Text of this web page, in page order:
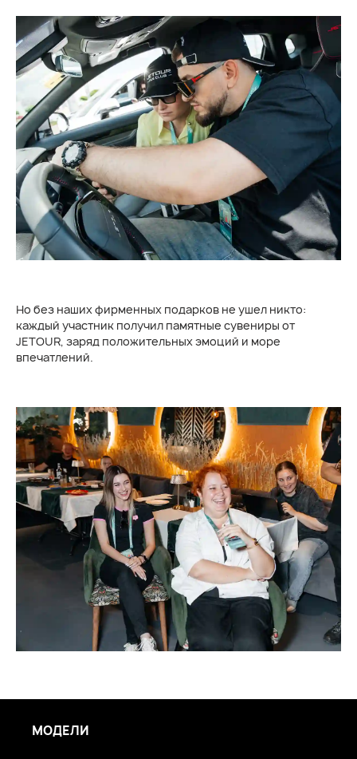
Но без наших фирменных подарков не ушел никто:
каждый участник получил памятные сувениры от
JETOUR, заряд положительных эмоций и море
впечатлений.
МОДЕЛИ